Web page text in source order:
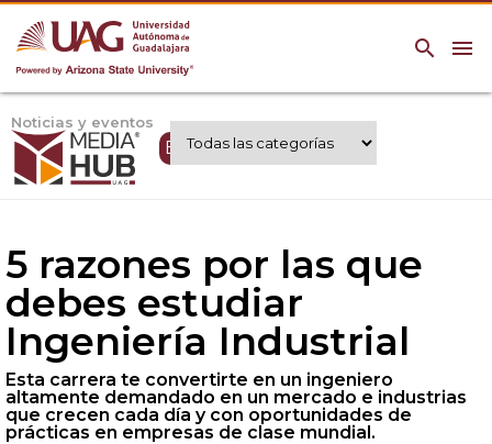
menu
search
Noticias y eventos
Expertos UAG
5 razones por las que
debes estudiar
Ingeniería Industrial
Esta carrera te convertirte en un ingeniero
altamente demandado en un mercado e industrias
que crecen cada día y con oportunidades de
prácticas en empresas de clase mundial.